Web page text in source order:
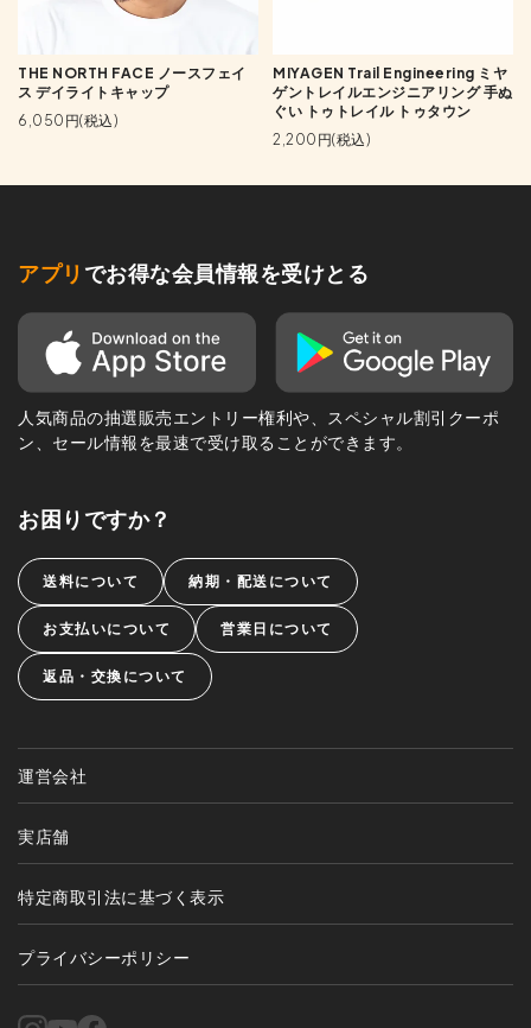
THE NORTH FACE ノースフェイ
ス デイライトキャップ
6,050円(税込)
MIYAGEN Trail Engineering ミヤ
ゲントレイルエンジニアリング 手ぬ
ぐい トゥトレイル トゥタウン
2,200円(税込)
アプリ でお得な会員情報を受けとる
人気商品の抽選販売エントリー権利や、スペシャル割引クーポ
ン、セール情報を最速で受け取ることができます。
お困りですか？
送料について 納期・配送について
お支払いについて 営業日について
返品・交換について
運営会社
実店舗
特定商取引法に基づく表示
プライバシーポリシー